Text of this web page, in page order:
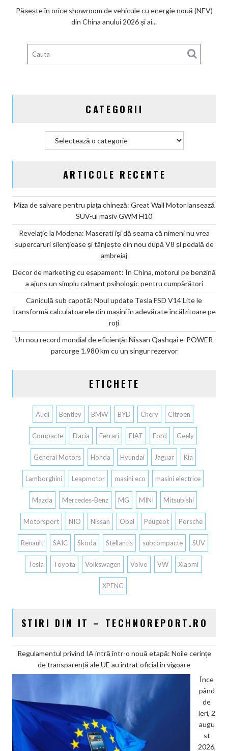
benzină
a
pentru
Pășește în orice showroom de vehicule cu energie nouă (NEV)
din China anului 2026 și ai...
CATEGORII
ARTICOLE RECENTE
Miza de salvare pentru piața chineză: Great Wall Motor lansează
SUV-ul masiv GWM H10
Revelație la Modena: Maserati își dă seama că nimeni nu vrea
supercaruri silențioase și tânjește din nou după V8 și pedală de
ambreiaj
Decor de marketing cu eșapament: În China, motorul pe benzină
a ajuns un simplu calmant psihologic pentru cumpărători
Caniculă sub capotă: Noul update Tesla FSD V14 Lite le
transformă calculatoarele din mașini în adevărate încălzitoare pe
roți
Un nou record mondial de eficiență: Nissan Qashqai e-POWER
parcurge 1.980 km cu un singur rezervor
ETICHETE
Audi Bentley BMW BYD Chery Citroen
Compacte Dacia Ferrari FIAT Ford Geely
General Motors Honda Hyundai Jaguar Kia
Lamborghini Leapmotor masini eco masini electrice
Mazda Mercedes-Benz MG MINI Mitsubishi
Motorsport NIO Nissan Opel Peugeot Porsche
Renault SAIC Skoda Stellantis subcompacte SUV
Tesla Toyota Volkswagen Volvo VW Xiaomi
XPENG
STIRI DIN IT – TECHNOREPORT.RO
Regulamentul privind IA intră într-o nouă etapă: Noile cerințe
de transparență ale UE au intrat oficial în vigoare
Înce
pând
de
ieri, 2
augu
st
2026,